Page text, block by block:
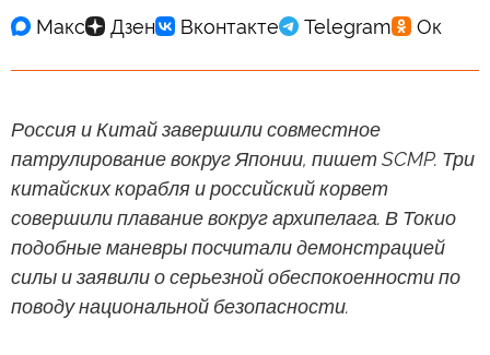
Россия и Китай завершили совместное
патрулирование вокруг Японии, пишет SCMP. Три
китайских корабля и российский корвет
совершили плавание вокруг архипелага. В Токио
подобные маневры посчитали демонстрацией
силы и заявили о серьезной обеспокоенности по
поводу национальной безопасности.